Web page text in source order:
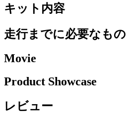
キット内容
走行までに必要なもの
Movie
Product Showcase
レビュー